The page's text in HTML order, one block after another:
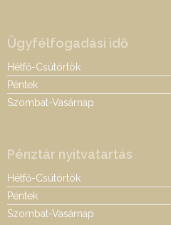
Ügyfélfogadási idő
Hétfő-Csütörtök
Péntek
Szombat-Vasárnap
Pénztár nyitvatartás
Hétfő-Csütörtök
Péntek
Szombat-Vasárnap